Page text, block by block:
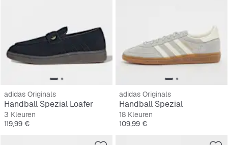
adidas Originals
Handball Spezial Loafer
3 Kleuren
Prijs
119,99 €
adidas Originals
Handball Spezial
18 Kleuren
Prijs
109,99 €